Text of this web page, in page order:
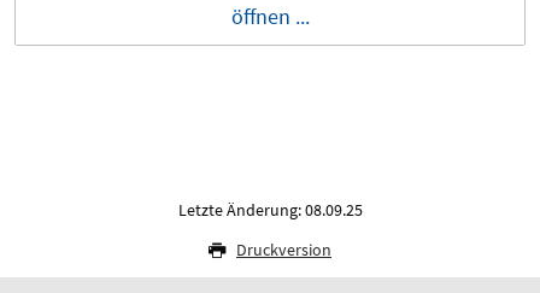
öffnen ...
Letzte Änderung: 08.09.25
Druckversion